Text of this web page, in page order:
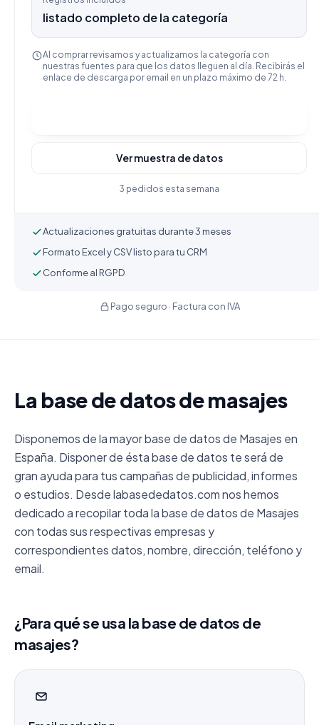
listado completo de la categoría
Al comprar revisamos y actualizamos la categoría con
nuestras fuentes para que los datos lleguen al día. Recibirás el
enlace de descarga por email en un plazo máximo de 72 h.
Ver muestra de datos
3 pedidos esta semana
Actualizaciones gratuitas durante 3 meses
Formato Excel y CSV listo para tu CRM
Conforme al RGPD
Pago seguro · Factura con IVA
La base de datos de masajes
Disponemos de la mayor base de datos de Masajes en
España. Disponer de ésta base de datos te será de
gran ayuda para tus campañas de publicidad, informes
o estudios. Desde labasededatos.com nos hemos
dedicado a recopilar toda la base de datos de Masajes
con todas sus respectivas empresas y
correspondientes datos, nombre, dirección, teléfono y
email.
¿Para qué se usa la base de datos de
masajes?